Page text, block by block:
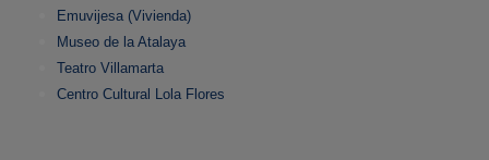
Emuvijesa (Vivienda)
Museo de la Atalaya
Teatro Villamarta
Centro Cultural Lola Flores